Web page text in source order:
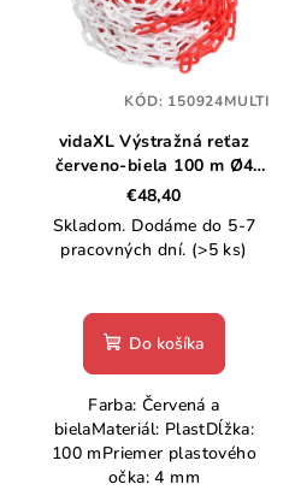
vidaXL Výstražná reťaz
červeno-biela 100 m Ø4
mm plastová
€48,40
Skladom. Dodáme do 5-7
pracovných dní. (>5 ks)
Do košíka
Farba: Červená a
bielaMateriál: PlastDĺžka:
100 mPriemer plastového
očka: 4 mm
KÓD: 150924MULTI